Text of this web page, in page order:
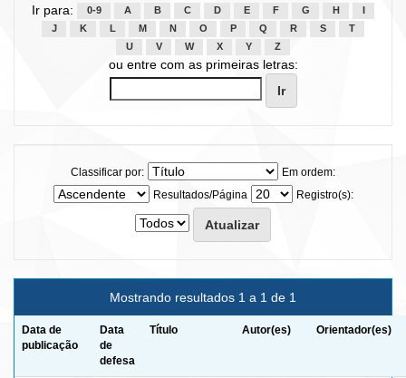
Ir para: 0-9 A B C D E F G H
J
K L M N O P Q R S
T
U
V W X Y Z
ou entre com as primeiras letras:
Classificar por:
Em ordem:
Resultados/Página
Registro(s):
Mostrando resultados 1 a 1 de 1
Data de
publicação
Data
de
defesa
Título Autor(es) Orientador(es)